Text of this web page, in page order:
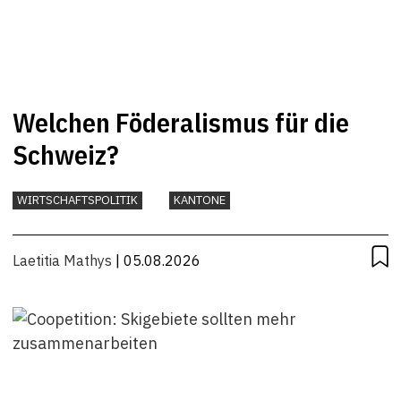
Welchen Föderalismus für die
Schweiz?
WIRTSCHAFTSPOLITIK KANTONE
Laetitia Mathys | 05.08.2026